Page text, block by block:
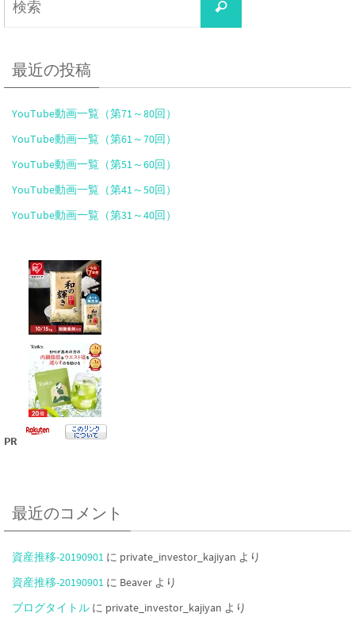
検
索
最近の投稿
YouTube動画一覧（第71～80回）
YouTube動画一覧（第61～70回）
YouTube動画一覧（第51～60回）
YouTube動画一覧（第41～50回）
YouTube動画一覧（第31～40回）
PR
最近のコメント
資産推移-20190901 に private_investor_kajiyan より
資産推移-20190901 に Beaver より
ブログタイトル に private_investor_kajiyan より